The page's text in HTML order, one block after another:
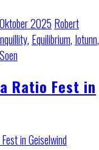
2025 Robert
, Equilibrium, Iotunn,
Soen
Ratio Fest in